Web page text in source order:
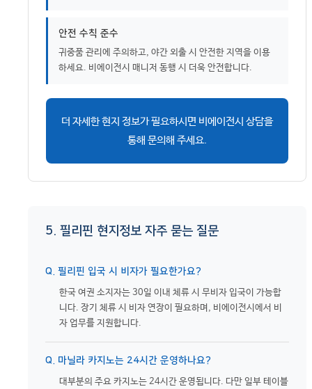
안전 수칙 준수
귀중품 관리에 주의하고, 야간 외출 시 안전한 지역을 이용
하세요. 비에이전시 매니저 동행 시 더욱 안전합니다.
더 자세한 현지 정보가 필요하시면 비에이전시 상담을
통해 문의해 주세요.
5. 필리핀 현지정보 자주 묻는 질문
Q. 필리핀 입국 시 비자가 필요한가요?
한국 여권 소지자는 30일 이내 체류 시 무비자 입국이 가능합
니다. 장기 체류 시 비자 연장이 필요하며, 비에이전시에서 비
자 업무를 지원합니다.
Q. 마닐라 카지노는 24시간 운영하나요?
대부분의 주요 카지노는 24시간 운영됩니다. 다만 일부 테이블